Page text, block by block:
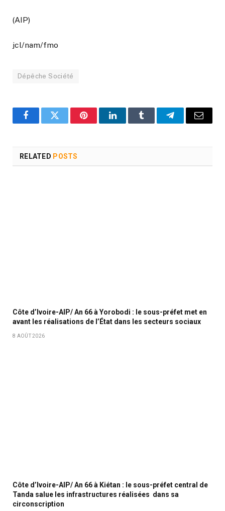
(AIP)
jcl/nam/fmo
Dépêche Société
FacebookTwitter PinterestLinkedInTumblr TelegramEmail
RELATED POSTS
Côte d’Ivoire-AIP/ An 66 à Yorobodi : le sous-préfet met en
avant les réalisations de l’État dans les secteurs sociaux
8 AOÛT 2026
Côte d’Ivoire-AIP/ An 66 à Kiétan : le sous-préfet central de
Tanda salue les infrastructures réalisées dans sa
circonscription